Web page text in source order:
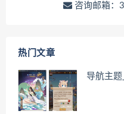
咨询邮箱：
热门文章
导航主题